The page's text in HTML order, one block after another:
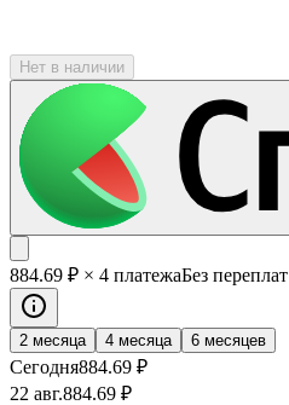
Нет в наличии
884.69 ₽ × 4 платежаБез переплат
2 месяца 4 месяца 6 месяцев
Сегодня884.69 ₽
22 авг.884.69 ₽